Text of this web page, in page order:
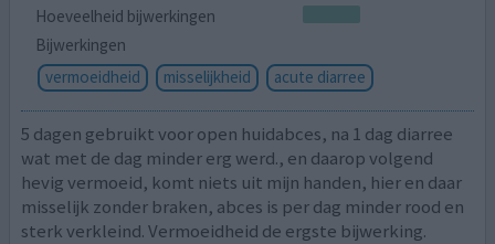
Hoeveelheid bijwerkingen
Bijwerkingen
vermoeidheid
misselijkheid acute diarree
5 dagen gebruikt voor open huidabces, na 1 dag diarree
wat met de dag minder erg werd., en daarop volgend
hevig vermoeid, komt niets uit mijn handen, hier en daar
misselijk zonder braken, abces is per dag minder rood en
sterk verkleind. Vermoeidheid de ergste bijwerking.